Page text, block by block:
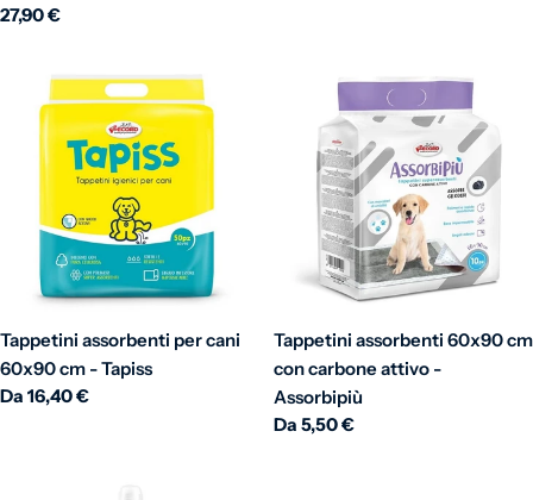
Prezzo normale
27,90 €
Tappetini assorbenti per cani
60x90 cm - Tapiss
Prezzo normale
Da 16,40 €
Tappetini assorbenti 60x90 cm
con carbone attivo -
Assorbipiù
Prezzo normale
Da 5,50 €